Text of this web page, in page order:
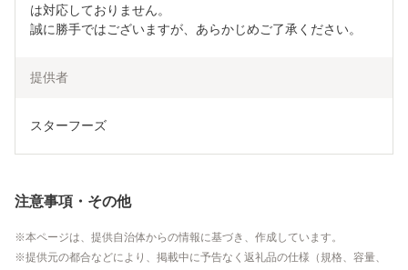
は対応しておりません。
誠に勝手ではございますが、あらかじめご了承ください。
提供者
スターフーズ
注意事項・その他
本ページは、提供自治体からの情報に基づき、作成しています。
提供元の都合などにより、掲載中に予告なく返礼品の仕様（規格、容量、